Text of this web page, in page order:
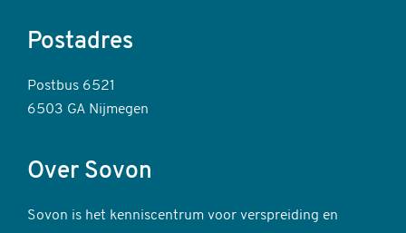
Postadres
Postbus 6521
6503 GA Nijmegen
Over Sovon
Sovon is het kenniscentrum voor verspreiding en